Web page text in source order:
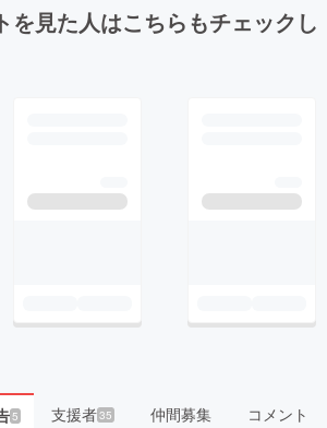
を見た人はこちらもチェックし
5 支援者35 仲間募集 コメント